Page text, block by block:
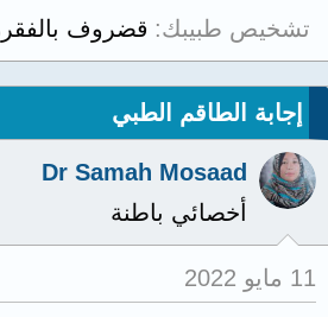
تشخيص طبيبك
قضروف
إجابة الطاقم الطبي
Dr Samah Mosaad
أخصائي باطنة
11 مايو 2022